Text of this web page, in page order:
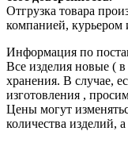
Отгрузка товара
компанией,
Информация по
Все изделия новые (
хранения. В случае,
изготовления ,
Цены могут
количества изделий,